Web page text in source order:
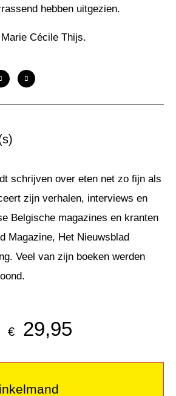
hebben uitgezien.
Cécile Thijs.
schrijven over eten net zo fijn als
zijn verhalen, interviews en
Belgische magazines en kranten
Magazine, Het Nieuwsblad
Veel van zijn boeken werden
€ 29,95